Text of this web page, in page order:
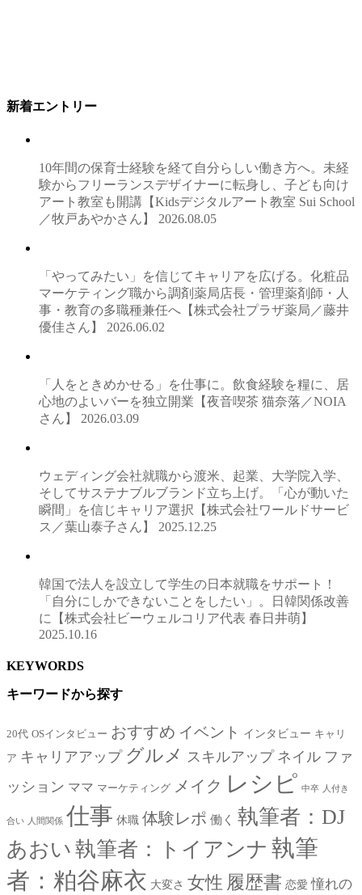
新着エントリー
10年間の保育士経験を経て自分らしい働き方へ。未経
験からフリーランスデザイナーに転身し、子ども向け
アート教室も開講【Kidsデジタルアート教室 Sui School
／牧戸あやかさん】 2026.08.05
「やってみたい」を信じてキャリアを広げる。化粧品
マーケティング職から調剤薬局店長・管理薬剤師・人
事・教育の多職種兼任へ【株式会社プラザ薬局／藤井
優佳さん】 2026.06.02
「人をときめかせる」を仕事に。飲食経験を糧に、居
心地のよいバーを独立開業【夜音喫茶 猫奈落／NOIA
さん】 2026.03.09
ウェディング会社就職から渡米、起業、大学院入学、
そしてサステナブルブランド立ち上げ。「心が動いた
瞬間」を信じキャリア選択【株式会社ワールドサービ
ス／葉山泰子さん】 2025.12.25
韓国で法人を設立して学生の日本就職をサポート！
「自分にしかできないことをしたい」。日韓関係改善
に【株式会社ビーウェルコリア代表 春日井萌】
2025.10.16
KEYWORDS
キーワードから探す
20代 OSインタビュー おすすめ イベント インタビュー キャリ
ア キャリアアップ グルメ スキルアップ ネイル ファ
ッション ママ マーケティング メイク レシピ 中卒 人付き
合い 人間関係 仕事 休職 体験レポ 働く 執筆者：DJ
あおい 執筆者：トイアンナ 執筆
者：粕谷麻衣 大変さ 女性 履歴書 恋愛 憧れの